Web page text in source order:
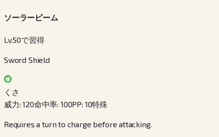
ソーラービーム
Lv.50で習得
Sword Shield
くさ
威力:120命中率: 100PP: 10特殊
Requires a turn to charge before attacking.